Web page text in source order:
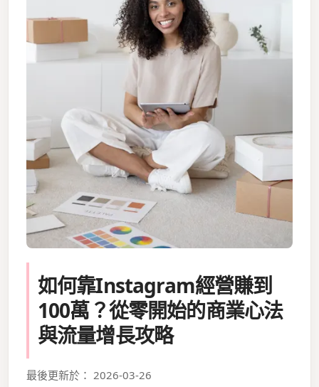
如何靠Instagram經營賺到
100萬？從零開始的商業心法
與流量增長攻略
最後更新於： 2026-03-26